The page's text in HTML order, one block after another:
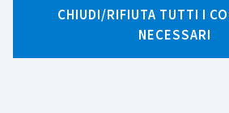
CHIUDI/RIFIUTA TUTTI I
NECESSARI
Cessione del quinto